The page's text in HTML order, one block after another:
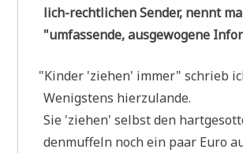
lich-recht­li­chen Sen­der, nennt
"umfas­sen­de, aus­ge­wo­ge­ne
"Kin­der 'zie­hen' immer" schrieb
Wenig­stens hierzulande.
Sie 'zie­hen' selbst den
den­muf­feln noch ein paar Euro